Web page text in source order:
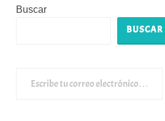
Buscar
BUSCAR